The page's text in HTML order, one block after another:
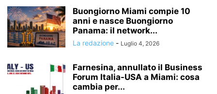
Buongiorno Miami compie 10
anni e nasce Buongiorno
Panama: il network...
La redazione - Luglio 4, 2026
Farnesina, annullato il Business
Forum Italia-USA a Miami: cosa
cambia per...